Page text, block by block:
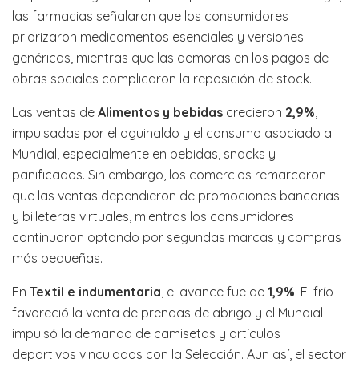
las farmacias señalaron que los consumidores
priorizaron medicamentos esenciales y versiones
genéricas, mientras que las demoras en los pagos de
obras sociales complicaron la reposición de stock.
Las ventas de Alimentos y bebidas crecieron 2,9%,
impulsadas por el aguinaldo y el consumo asociado al
Mundial, especialmente en bebidas, snacks y
panificados. Sin embargo, los comercios remarcaron
que las ventas dependieron de promociones bancarias
y billeteras virtuales, mientras los consumidores
continuaron optando por segundas marcas y compras
más pequeñas.
En Textil e indumentaria, el avance fue de 1,9%. El frío
favoreció la venta de prendas de abrigo y el Mundial
impulsó la demanda de camisetas y artículos
deportivos vinculados con la Selección. Aun así, el sector